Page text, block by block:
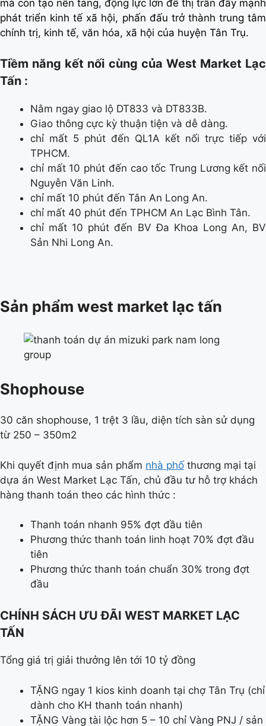
mà còn tạo nền tảng, động lực lớn để thị trấn đẩy mạnh
phát triển kinh tế xã hội, phấn đấu trở thành trung tâm
chính trị, kinh tế, văn hóa, xã hội của huyện Tân Trụ.
Tiềm năng kết nối cùng của West Market Lạc
Tấn :
Nằm ngay giao lộ DT833 và DT833B.
Giao thông cực kỳ thuận tiện và dễ dàng.
chỉ mất 5 phút đến QL1A kết nối trực tiếp với
TPHCM.
chỉ mất 10 phút đến cao tốc Trung Lương kết nối
Nguyễn Văn Linh.
chỉ mất 10 phút đến Tân An Long An.
chỉ mất 40 phút đến TPHCM An Lạc Bình Tân.
chỉ mất 10 phút đến BV Đa Khoa Long An, BV
Sản Nhi Long An.
Sản phẩm west market lạc tấn
Shophouse
30 căn shophouse, 1 trệt 3 lầu, diện tích sàn sử dụng
từ 250 – 350m2
Khi quyết định mua sản phẩm nhà phốthương mại tại
dựa án West Market Lạc Tấn, chủ đầu tư hỗ trợ khách
hàng thanh toán theo các hình thức :
Thanh toán nhanh 95% đợt đầu tiên
Phương thức thanh toán linh hoạt 70% đợt đầu
tiên
Phương thức thanh toán chuẩn 30% trong đợt
đầu
CHÍNH SÁCH ƯU ĐÃI WEST MARKET LẠC
TẤN
Tổng giá trị giải thưởng lên tới 10 tỷ đồng
TẶNG ngay 1 kios kinh doanh tại chợ Tân Trụ (chỉ
dành cho KH thanh toán nhanh)
TẶNG Vàng tài lộc hơn 5 – 10 chỉ Vàng PNJ / sản